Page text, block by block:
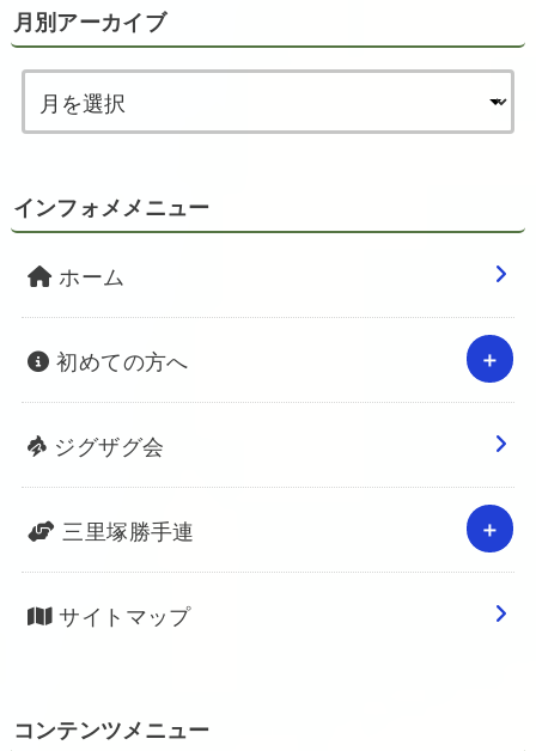
月別アーカイブ
インフォメメニュー
ホーム
初めての方へ
ジグザグ会
三里塚勝手連
サイトマップ
コンテンツメニュー